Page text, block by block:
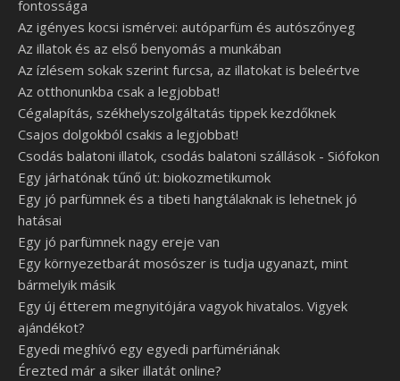
fontossága
Az igényes kocsi ismérvei: autóparfüm és autószőnyeg
Az illatok és az első benyomás a munkában
Az ízlésem sokak szerint furcsa, az illatokat is beleértve
Az otthonunkba csak a legjobbat!
Cégalapítás, székhelyszolgáltatás tippek kezdőknek
Csajos dolgokból csakis a legjobbat!
Csodás balatoni illatok, csodás balatoni szállások - Siófokon
Egy járhatónak tűnő út: biokozmetikumok
Egy jó parfümnek és a tibeti hangtálaknak is lehetnek jó
hatásai
Egy jó parfümnek nagy ereje van
Egy környezetbarát mosószer is tudja ugyanazt, mint
bármelyik másik
Egy új étterem megnyitójára vagyok hivatalos. Vigyek
ajándékot?
Egyedi meghívó egy egyedi parfümériának
Érezted már a siker illatát online?